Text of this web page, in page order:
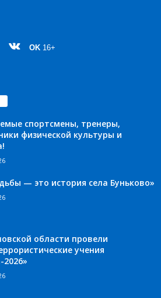
OK 16+
спортсмены, тренеры,
физической культуры и
— это история села Буньково»
области провели
учения
2026»